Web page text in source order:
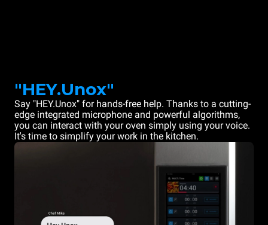
"HEY.Unox"
Say "HEY.Unox" for hands-free help. Thanks to a cutting-
edge integrated microphone and powerful algorithms,
you can interact with your oven simply using your voice.
It's time to simplify your work in the kitchen.